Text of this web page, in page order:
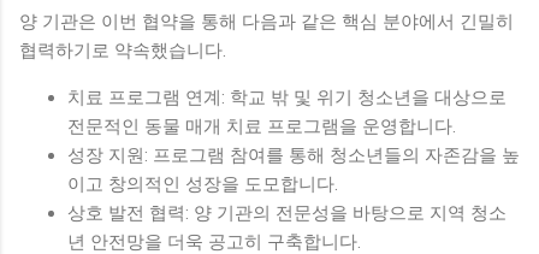
양 기관은 이번 협약을 통해 다음과 같은 핵심 분야에서 긴밀히
협력하기로 약속했습니다.
치료 프로그램 연계: 학교 밖 및 위기 청소년을 대상으로
전문적인 동물 매개 치료 프로그램을 운영합니다.
성장 지원: 프로그램 참여를 통해 청소년들의 자존감을 높
이고 창의적인 성장을 도모합니다.
상호 발전 협력: 양 기관의 전문성을 바탕으로 지역 청소
년 안전망을 더욱 공고히 구축합니다.